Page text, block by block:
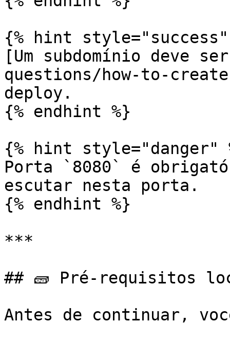
{% hint style="success"
[Um subdomínio deve
questions/how-to-
deploy.
{% endhint %}
{% hint style="danger"
Porta `8080` é
escutar nesta porta.
{% endhint %}
***
## 🧱 Pré-requisitos
Antes de continuar,